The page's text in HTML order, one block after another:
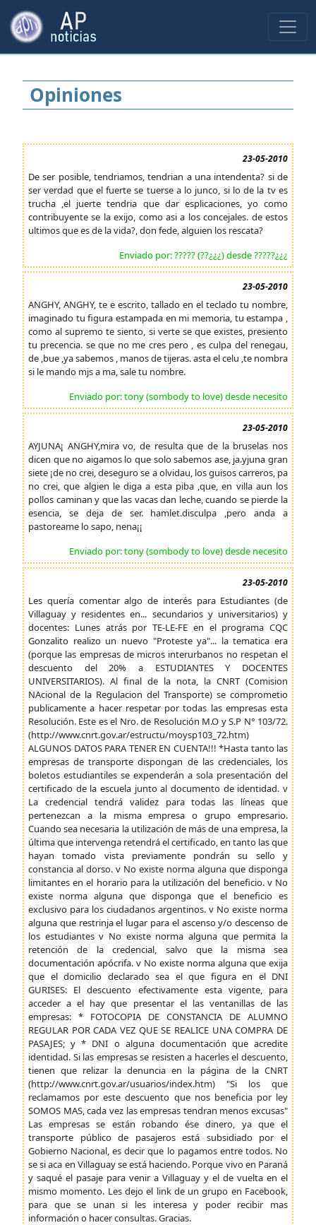
Opiniones
23-05-2010
De ser posible, tendriamos, tendrian a una intendenta? si de
ser verdad que el fuerte se tuerse a lo junco, si lo de la tv es
trucha ,el juerte tendria que dar esplicaciones, yo como
contribuyente se la exijo, como asi a los concejales. de estos
ultimos que es de la vida?, don fede, alguien los rescata?
Enviado por: ????? (??¿¿¿) desde ?????¿¿¿
23-05-2010
ANGHY, ANGHY, te e escrito, tallado en el teclado tu nombre,
imaginado tu figura estampada en mi memoria, tu estampa ,
como al supremo te siento, si verte se que existes, presiento
tu precencia. se que no me cres pero , es culpa del renegau,
de ,bue ,ya sabemos , manos de tijeras. asta el celu ,te nombra
si le mando mjs a ma, sale tu nombre.
Enviado por: tony (sombody to love) desde necesito
23-05-2010
AYJUNA¡ ANGHY,mira vo, de resulta que de la bruselas nos
dicen que no aigamos lo que solo sabemos ase, ja.yjuna gran
siete ¡de no crei, deseguro se a olvidau, los guisos carreros, pa
no crei, que algien le diga a esta piba ,que, en villa aun los
pollos caminan y que las vacas dan leche, cuando se pierde la
esencia, se deja de ser. hamlet.disculpa ,pero anda a
pastoreame lo sapo, nena¡¡
Enviado por: tony (sombody to love) desde necesito
23-05-2010
Les quería comentar algo de interés para Estudiantes (de
Villaguay y residentes en... secundarios y universitarios) y
docentes: Lunes atrás por TE-LE-FE en el programa CQC
Gonzalito realizo un nuevo "Proteste ya"... la tematica era
(porque las empresas de micros interurbanos no respetan el
descuento del 20% a ESTUDIANTES Y DOCENTES
UNIVERSITARIOS). Al final de la nota, la CNRT (Comision
NAcional de la Regulacion del Transporte) se comprometio
publicamente a hacer respetar por todas las empresas esta
Resolución. Este es el Nro. de Resolución M.O y S.P N° 103/72.
(http://www.cnrt.gov.ar/estructu/moysp103_72.htm)
ALGUNOS DATOS PARA TENER EN CUENTA!!! *Hasta tanto las
empresas de transporte dispongan de las credenciales, los
boletos estudiantiles se expenderán a sola presentación del
certificado de la escuela junto al documento de identidad. v
La credencial tendrá validez para todas las líneas que
pertenezcan a la misma empresa o grupo empresario.
Cuando sea necesaria la utilización de más de una empresa, la
última que intervenga retendrá el certificado, en tanto las que
hayan tomado vista previamente pondrán su sello y
constancia al dorso. v No existe norma alguna que disponga
limitantes en el horario para la utilización del beneficio. v No
existe norma alguna que disponga que el beneficio es
exclusivo para los ciudadanos argentinos. v No existe norma
alguna que restrinja el lugar para el ascenso y/o descenso de
los estudiantes v No existe norma alguna que permita la
retención de la credencial, salvo que la misma sea
documentación apócrifa. v No existe norma alguna que exija
que el domicilio declarado sea el que figura en el DNI
GURISES: El descuento efectivamente esta vigente, para
acceder a el hay que presentar el las ventanillas de las
empresas: * FOTOCOPIA DE CONSTANCIA DE ALUMNO
REGULAR POR CADA VEZ QUE SE REALICE UNA COMPRA DE
PASAJES; y * DNI o alguna documentación que acredite
identidad. Si las empresas se resisten a hacerles el descuento,
tienen que relizar la denuncia en la página de la CNRT
(http://www.cnrt.gov.ar/usuarios/index.htm) "Si los que
reclamamos por este descuento que nos beneficia por ley
SOMOS MAS, cada vez las empresas tendran menos excusas"
Las empresas se están robando ése dinero, ya que el
transporte público de pasajeros está subsidiado por el
Gobierno Nacional, es decir que lo pagamos entre todos. No
se si aca en Villaguay se está haciendo. Porque vivo en Paraná
y saqué el pasaje para venir a Villaguay y el de vuelta en el
mismo momento. Les dejo el link de un grupo en Facebook,
para que se unan si les interesa y poder recibir mas
información o hacer consultas. Gracias.